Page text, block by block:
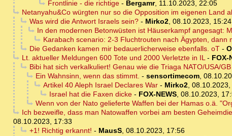
Frontlinie - die richtige- Bergamr, 11.10.2023, 22:05
Netanyahu&Co würgten nur so die Opposition im eigenen Land
Was wird die Antwort Israels sein?- Mirko2, 08.10.2023, 15:24
In den modernen Betonwüsten ist Häuserkampf angesagt:
Karabach scenario: 2-3 Fluchtrouten nach Ägypten,
Die Gedanken kamen mir bedauerlicherweise ebenfalls. oT-
Lt. aktueller Meldungen 600 Tote und 2000 Verletzte in IL- FOX-
Bibi hat sich verkalkuliert! Genau wie die Triaga NATO/USA/
Ein Wahnsinn, wenn das stimmt. - sensortimecom,
Artikel 40 Aleph Israel Declares War- Mirko2,
Israel hat die Faxen dicke- FOX-NEWS, 08.10.2023,
Wenn von der Nato gelieferte Waffen bei der Hamas o.ä.
Ich bezweifle, dass man Natowaffen vorbei am besten
08.10.2023, 17:33
+1! Richtig erkannt! - MausS, 08.10.2023, 17:56